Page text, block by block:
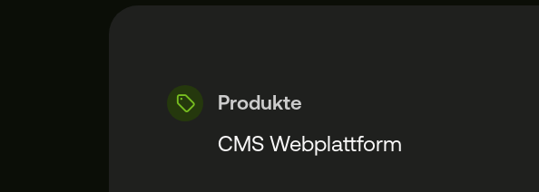
Produkte
CMS Webplattform